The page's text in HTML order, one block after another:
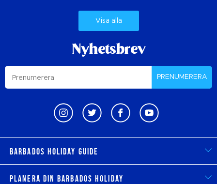
Visa alla
Nyhetsbrev
PRENUMERERA
Barbados Holiday Guide
Planera din Barbados Holiday